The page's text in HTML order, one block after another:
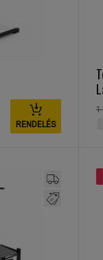
RENDELÉS
1